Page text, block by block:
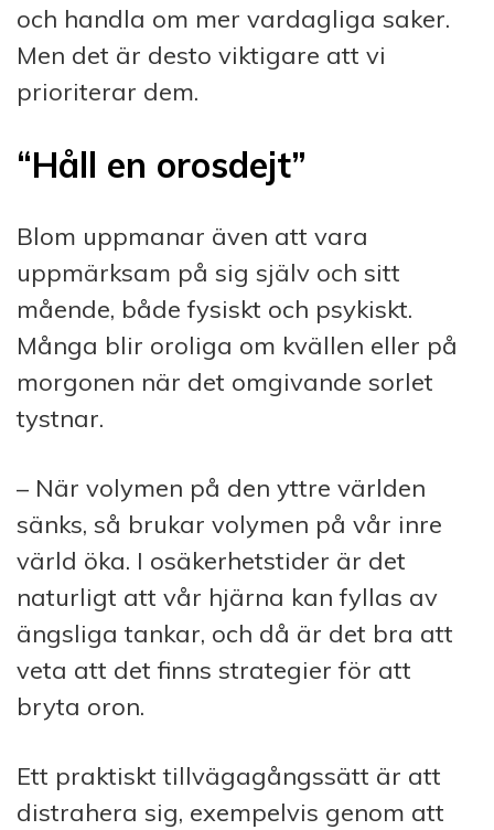
och handla om mer vardagliga saker.
Men det är desto viktigare att vi
prioriterar dem.
“Håll en orosdejt”
Blom uppmanar även att vara
uppmärksam på sig själv och sitt
mående, både fysiskt och psykiskt.
Många blir oroliga om kvällen eller på
morgonen när det omgivande sorlet
tystnar.
– När volymen på den yttre världen
sänks, så brukar volymen på vår inre
värld öka. I osäkerhetstider är det
naturligt att vår hjärna kan fyllas av
ängsliga tankar, och då är det bra att
veta att det finns strategier för att
bryta oron.
Ett praktiskt tillvägagångssätt är att
distrahera sig, exempelvis genom att